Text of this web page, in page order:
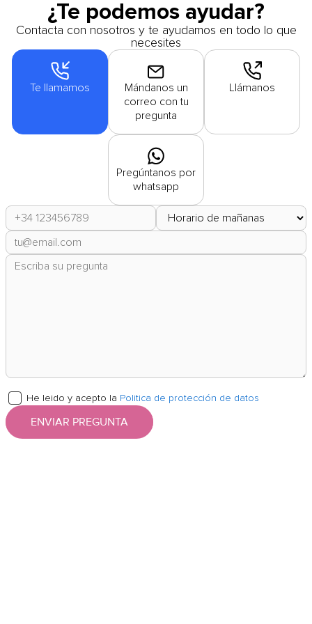
¿Te podemos ayudar?
Contacta con nosotros y te ayudamos en todo lo que
necesites
Te llamamos
Mándanos un
correo con tu
pregunta
Llámanos
Pregúntanos por
whatsapp
He leido y acepto la Politica de protección de datos
ENVIAR PREGUNTA